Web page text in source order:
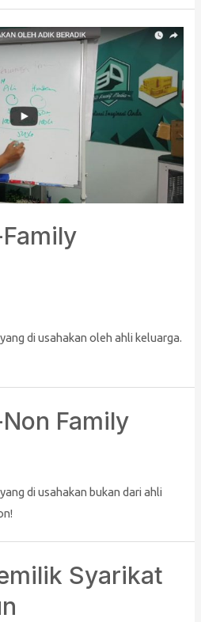
di usahakan oleh ahli keluarga.
Family
di usahakan bukan dari ahli
Syarikat